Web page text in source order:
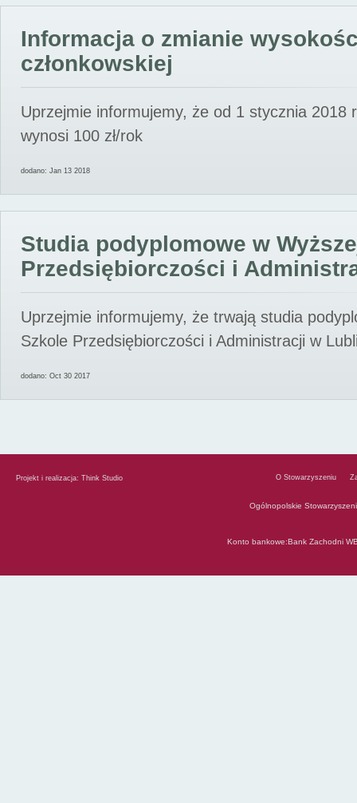
Informacja o zmianie
członkowskiej
Uprzejmie informujemy, że od 1 stycznia 2018
wynosi 100 zł/rok
dodano: Jan 13 2018
Studia podyplomowe w
Przedsiębiorczości i
Uprzejmie informujemy, że trwają studia
Szkole Przedsiębiorczości i Administracji w
dodano: Oct 30 2017
Projekt i realizacja: Think Studio O Stowarzyszeniu
Ogólnopolskie
Konto bankowe:Bank Zachodni